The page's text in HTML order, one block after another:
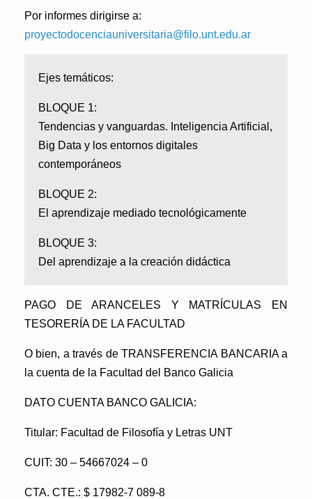
Por informes dirigirse a:
proyectodocenciauniversitaria@filo.unt.edu.ar
Ejes temáticos:
BLOQUE 1:
Tendencias y vanguardas. Inteligencia Artificial,
Big Data y los entornos digitales
contemporáneos
BLOQUE 2:
El aprendizaje mediado tecnológicamente
BLOQUE 3:
Del aprendizaje a la creación didáctica
PAGO DE ARANCELES Y MATRÍCULAS EN
TESORERÍA DE LA FACULTAD
O bien, a través de TRANSFERENCIA BANCARIA a
la cuenta de la Facultad del Banco Galicia
DATO CUENTA BANCO GALICIA:
Titular: Facultad de Filosofía y Letras UNT
CUIT: 30 – 54667024 – 0
CTA. CTE.: $ 17982-7 089-8